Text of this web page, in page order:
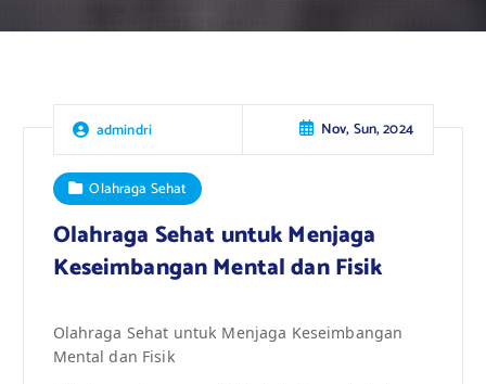
admindri Nov, Sun, 2024
Olahraga Sehat
Olahraga Sehat untuk Menjaga
Keseimbangan Mental dan Fisik
Olahraga Sehat untuk Menjaga Keseimbangan
Mental dan Fisik